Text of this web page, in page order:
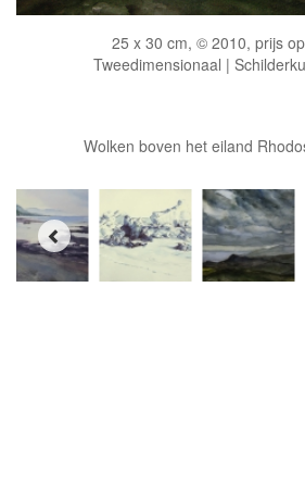
25 x 30 cm, © 2010, prijs
Tweedimensionaal |
Wolken boven het eiland